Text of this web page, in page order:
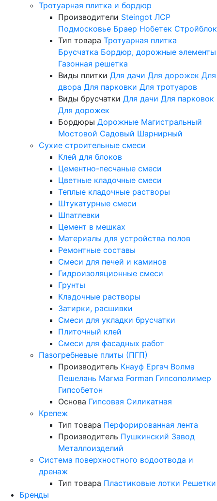
Тротуарная плитка и бордюр
Производители Steingot ЛСР
Подмосковье Браер Нобетек Стройблок
Тип товара Тротуарная плитка
Брусчатка Бордюр, дорожные элементы
Газонная решетка
Виды плитки Для дачи Для дорожек Для
двора Для парковки Для тротуаров
Виды брусчатки Для дачи Для парковок
Для дорожек
Бордюры Дорожные Магистральный
Мостовой Садовый Шарнирный
Сухие строительные смеси
Клей для блоков
Цементно-песчаные смеси
Цветные кладочные смеси
Теплые кладочные растворы
Штукатурные смеси
Шпатлевки
Цемент в мешках
Материалы для устройства полов
Ремонтные составы
Смеси для печей и каминов
Гидроизоляционные смеси
Грунты
Кладочные растворы
Затирки, расшивки
Смеси для укладки брусчатки
Плиточный клей
Смеси для фасадных работ
Пазогребневые плиты (ПГП)
Производитель Кнауф Ергач Волма
Пешелань Магма Forman Гипсополимер
Гипсобетон
Основа Гипсовая Силикатная
Крепеж
Тип товара Перфорированная лента
Производитель Пушкинский Завод
Металлоизделий
Система поверхностного водоотвода и
дренаж
Тип товара Пластиковые лотки Решетки
Бренды